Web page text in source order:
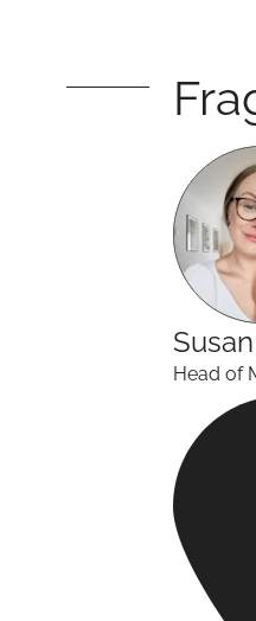
Susan
Head of